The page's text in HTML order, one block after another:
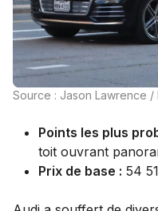
Source : Jason Lawrence /
Points les plus
toit ouvrant
Prix de base : 54